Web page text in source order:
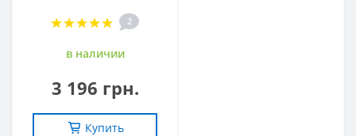
2
в наличии
3 196 грн.
Купить